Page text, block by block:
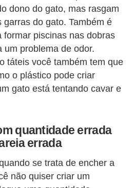
dono do gato, mas rasgam
do gato. Também é
formar piscinas nas dobras
um problema de odor.
táteis você também tem que
o plástico pode criar
gato está tentando cavar e
quantidade errada
errada
se trata de encher a
não quiser criar um